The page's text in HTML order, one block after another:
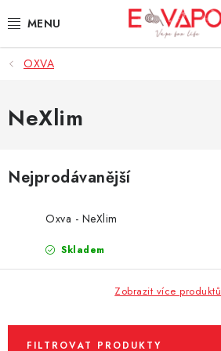
na
3D TISK
TIPY ZA DOBROU CENU
BÁZE
E-CIGARETY
OXVA
NeXlim
Nejprodávanější
Oxva - NeXlim
Skladem
Zobrazit více produktů
FILTROVAT PRODUKTY